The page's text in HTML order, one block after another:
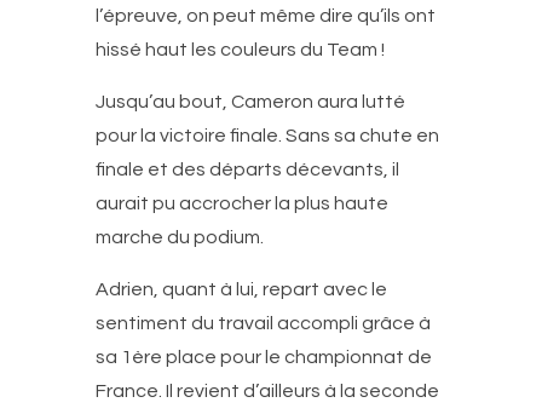
l’épreuve, on peut même dire qu’ils ont
hissé haut les couleurs du Team !
Jusqu’au bout, Cameron aura lutté
pour la victoire finale. Sans sa chute en
finale et des départs décevants, il
aurait pu accrocher la plus haute
marche du podium.
Adrien, quant à lui, repart avec le
sentiment du travail accompli grâce à
sa 1ère place pour le championnat de
France. Il revient d’ailleurs à la seconde